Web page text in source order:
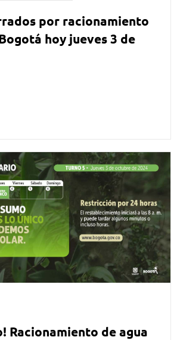
por racionamiento
hoy jueves 3 de
Racionamiento de agua